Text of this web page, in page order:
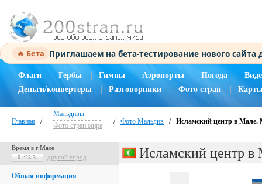
🔥 Бета Приглашаем на бета-тестирование нового
Флаги Гербы Гимны | Аэропорты Погода |
Деньги/конвертеры
Разговорники Фото стран
Главная /
Мальдивы
Фото стран мира
/ Фото Мальдив / Исламский центр в Мале.
Время в г.Мале
01:23:32 другой город
Общая информация
Исламский центр